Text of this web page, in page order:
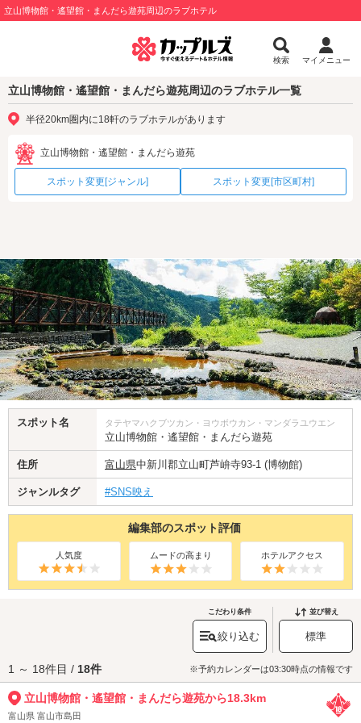
立山博物館・遙望館・まんだら遊苑周辺のラブホテル
検索 マイメニュー
立山博物館・遙望館・まんだら遊苑周辺のラブホテル一覧
半径20km圏内に18軒のラブホテルがあります
立山博物館・遙望館・まんだら遊苑
スポット変更[ジャンル] スポット変更[市区町村]
スポット名 タテヤマハクブツカン・ヨウボウカン・マンダラユウエン
立山博物館・遙望館・まんだら遊苑
住所 富山県中新川郡立山町芦峅寺93-1 (博物館)
ジャンルタグ #SNS映え
編集部のスポット評価
人気度 ムードの高まり ホテルアクセス
こだわり条件
絞り込む
並び替え
標準
1 ～ 18件目 / 18件 ※予約カレンダーは03:30時点の情報です
立山博物館・遙望館・まんだら遊苑から18.3km
富山県 富山市島田